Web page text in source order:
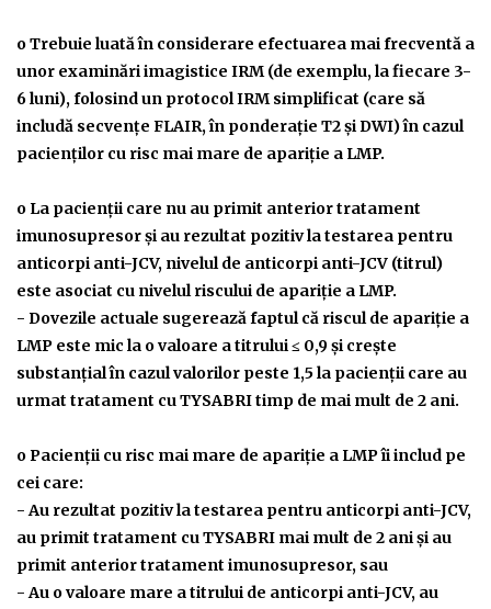
o Trebuie luată în considerare efectuarea mai frecventă a
unor examinări imagistice IRM (de exemplu, la fiecare 3-
6 luni), folosind un protocol IRM simplificat (care să
includă secvenţe FLAIR, în ponderaţie T2 şi DWI) în cazul
pacienţilor cu risc mai mare de apariţie a LMP.
o La pacienţii care nu au primit anterior tratament
imunosupresor şi au rezultat pozitiv la testarea pentru
anticorpi anti-JCV, nivelul de anticorpi anti-JCV (titrul)
este asociat cu nivelul riscului de apariţie a LMP.
- Dovezile actuale sugerează faptul că riscul de apariţie a
LMP este mic la o valoare a titrului ≤ 0,9 şi creşte
substanţial în cazul valorilor peste 1,5 la pacienţii care au
urmat tratament cu TYSABRI timp de mai mult de 2 ani.
o Pacienţii cu risc mai mare de apariţie a LMP îi includ pe
cei care:
- Au rezultat pozitiv la testarea pentru anticorpi anti-JCV,
au primit tratament cu TYSABRI mai mult de 2 ani şi au
primit anterior tratament imunosupresor, sau
- Au o valoare mare a titrului de anticorpi anti-JCV, au